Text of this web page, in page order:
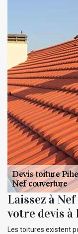
Laissez à
votre devis à
Les toitures existent